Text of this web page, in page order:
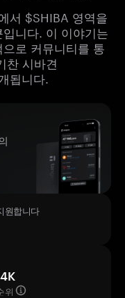
서 $SHIBA 영역을
니다. 이 이야기는
로 커뮤니티를 통
찬 시바견
됩니다.
원합니다
위